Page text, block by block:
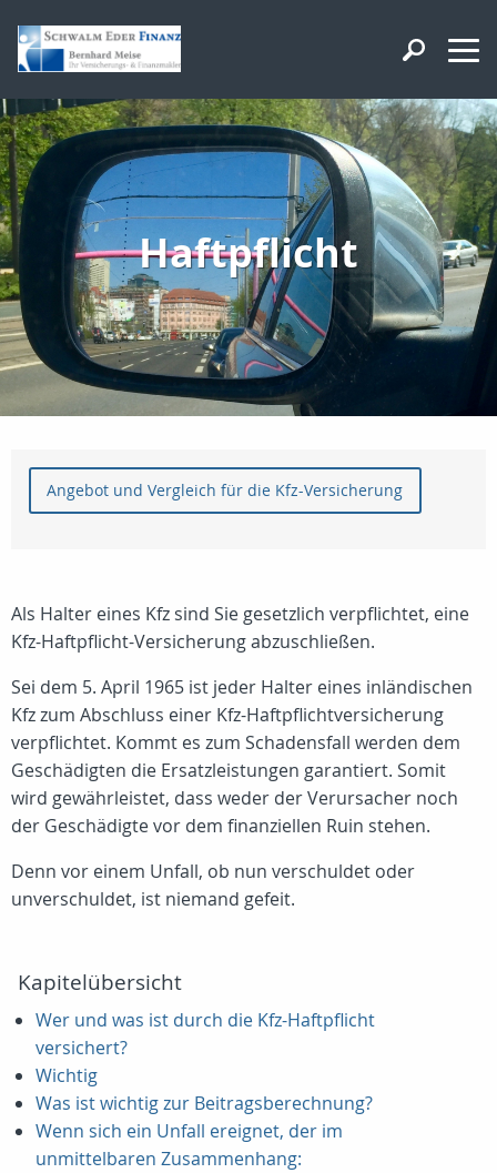
Haftpflicht
Angebot und Vergleich für die Kfz-Versicherung
Als Halter eines Kfz sind Sie gesetzlich verpflichtet, eine
Kfz-Haftpflicht-Versicherung abzuschließen.
Sei dem 5. April 1965 ist jeder Halter eines inländischen
Kfz zum Abschluss einer Kfz-Haftpflichtversicherung
verpflichtet. Kommt es zum Schadensfall werden dem
Geschädigten die Ersatzleistungen garantiert. Somit
wird gewährleistet, dass weder der Verursacher noch
der Geschädigte vor dem finanziellen Ruin stehen.
Denn vor einem Unfall, ob nun verschuldet oder
unverschuldet, ist niemand gefeit.
Kapitelübersicht
Wer und was ist durch die Kfz-Haftpflicht
versichert?
Wichtig
Was ist wichtig zur Beitragsberechnung?
Wenn sich ein Unfall ereignet, der im
unmittelbaren Zusammenhang: